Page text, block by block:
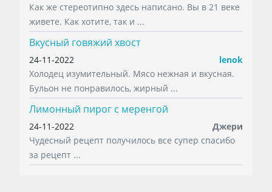
Как же стереотипно здесь написано. Вы в 21 веке
живете. Как хотите, так и ...
Вкусный говяжий хвост
24-11-2022
lenok
Холодец изумительный. Мясо нежная и вкусная.
Бульон не понравилось, жирный ...
Лимонный пирог с меренгой
24-11-2022
Джери
Чудесный рецепт получилось все супер спасибо
за рецепт ...